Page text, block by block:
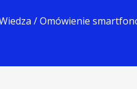
/ Omówienie